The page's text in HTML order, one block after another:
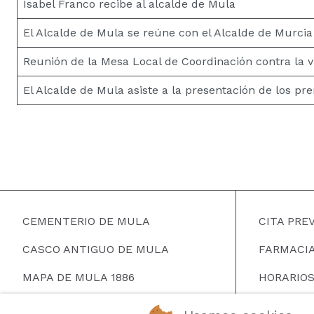
Isabel Franco recibe al alcalde de Mula
El Alcalde de Mula se reúne con el Alcalde de
Reunión de la Mesa Local de Coordinación contra la
El Alcalde de Mula asiste a la presentación de los
CEMENTERIO DE MULA
CASCO ANTIGUO DE MULA
MAPA DE MULA 1886
MAPA HERALDICO DE MULA
CITA